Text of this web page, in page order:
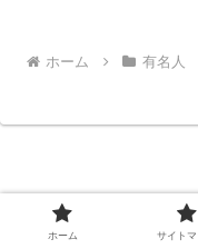
ホーム 有名人
エ
ホーム サイト